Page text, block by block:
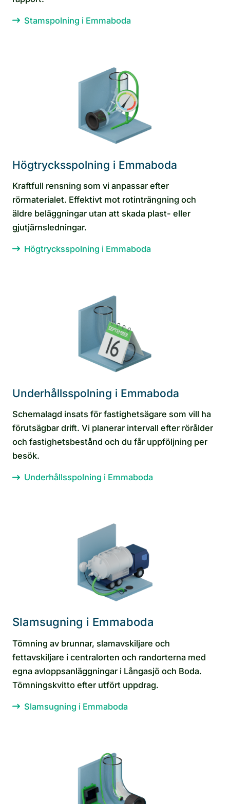
Stamspolning i Emmaboda
Högtrycksspolning i Emmaboda
Kraftfull rensning som vi anpassar efter
rörmaterialet. Effektivt mot rotinträngning och
äldre beläggningar utan att skada plast- eller
gjutjärnsledningar.
Högtrycksspolning i Emmaboda
Underhållsspolning i Emmaboda
Schemalagd insats för fastighetsägare som vill ha
förutsägbar drift. Vi planerar intervall efter rörålder
och fastighetsbestånd och du får uppföljning per
besök.
Underhållsspolning i Emmaboda
Slamsugning i Emmaboda
Tömning av brunnar, slamavskiljare och
fettavskiljare i centralorten och randorterna med
egna avloppsanläggningar i Långasjö och Boda.
Tömningskvitto efter utfört uppdrag.
Slamsugning i Emmaboda